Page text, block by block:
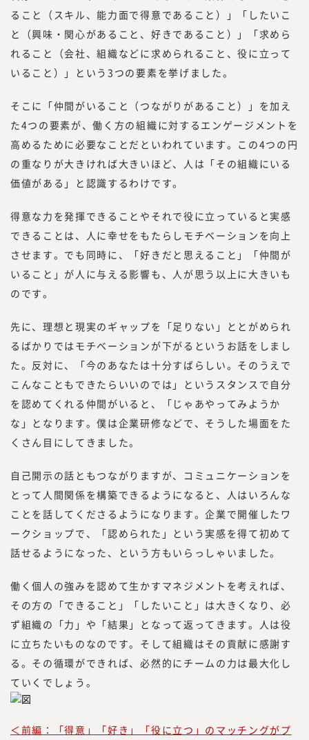
ること（スキル、能力面で得意であること）」「したいこ
と（興味・関心があること、好きであること）」「求めら
れること（会社、組織などに求められること、役に立って
いること）」という3つの要素を挙げました。
そこに「仲間がいること（つながりがあること）」を加え
た4つの要素が、働く方の組織に対するエンゲージメントを
高めるために必要なことだといわれています。この4つの円
の重なりが大きければ大きいほど、人は「その組織にいる
価値がある」と認識するわけです。
得意な力を発揮できることやそれで役に立っていると実感
できることは、人に幸せをもたらしモチベーションを向上
させます。でも同時に、「好きだと思えること」「仲間が
いること」が人に与える影響も、人が思う以上に大きいも
のです。
先に、理想と現実のギャップを「足りない」ととがめられ
るばかりではモチベーションが下がるというお話をしまし
た。反対に、「今のあなたは十分すばらしい。そのうえで
こんなこともできたらいいのでは」というスタンスで自分
を認めてくれる仲間がいると、「じゃあやってみようか
な」となります。僕は企業研修などで、そうした場面をた
くさん目にしてきました。
自己開示の話ともつながりますが、コミュニケーションを
とって人間関係を構築できるようになると、人はいろんな
ことを話してくださるようになります。企業で開催したワ
ークショップで、「認められた」という実感を得て初めて
話せるようになった、という方もいらっしゃいました。
働く個人の強みを認めて生かすマネジメントを考えれば、
その方の「できること」「したいこと」は大きくなり、必
ず組織の「力」や「結果」となって返ってきます。人は役
に立ちたいものなのです。そして組織はその貢献に感謝す
る。その循環ができれば、必然的にチームの力は最大化し
ていくでしょう。
＜前編：「得意」「好き」「役に立つ」のマッチングがプ